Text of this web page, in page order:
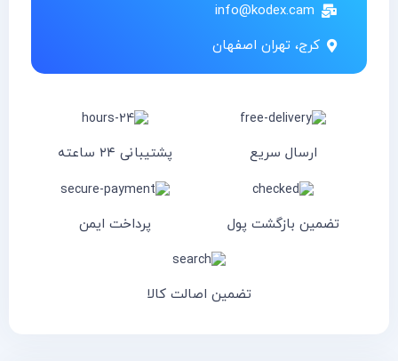
info@kodex.cam
کرج، تهران اصفهان
ارسال سریع پشتیبانی ۲۴ ساعته
تضمین بازگشت پول پرداخت ایمن
تضمین اصالت کالا